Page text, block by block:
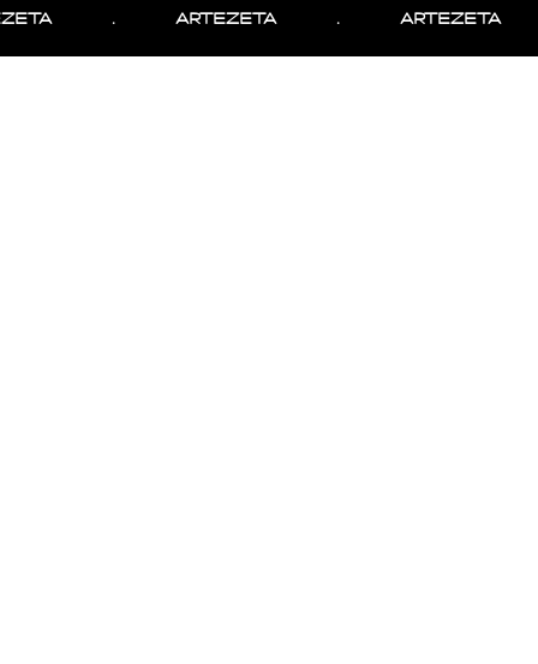
ARTEZETA ARTEZETA